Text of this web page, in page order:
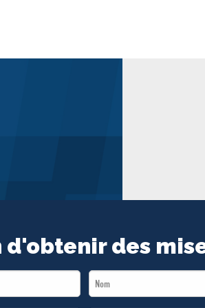
MÉDIAS
d'obtenir des
Last
Name